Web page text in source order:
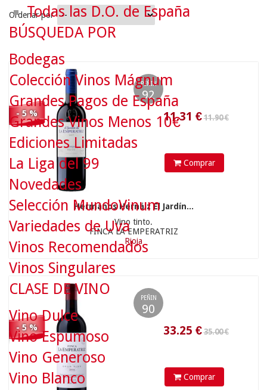
Ordenar por
- 5 %
PEÑIN
92
11.31
Comprar
Hermanos Hernáiz El Jardín...
Vino tinto.
FINCA LA EMPERATRIZ
Rioja
- 5 %
PEÑIN
90
Comprar
Todas las D.O. de España
BÚSQUEDA POR
Bodegas
Colección Vinos Mágnum
Grandes Pagos de España
Grandes Vinos Menos 10€
Ediciones Limitadas
La Liga del 99
Novedades
Selección MundoVinum
Variedades de Uva
Vinos Recomendados
Vinos Singulares
CLASE DE VINO
Vino Dulce
Vino Espumoso
Vino Generoso
Vino Blanco